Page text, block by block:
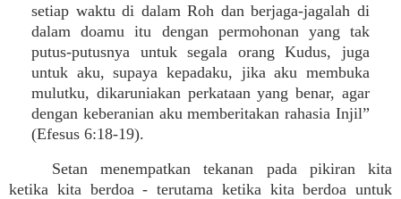
setiap waktu di dalam Roh dan berjaga-jagalah di
dalam doamu itu dengan permohonan yang tak
putus-putusnya untuk segala orang Kudus, juga
untuk aku, supaya kepadaku, jika aku membuka
mulutku, dikaruniakan perkataan yang benar, agar
dengan keberanian aku memberitakan rahasia Injil”
(Efesus 6:18-19).
Setan menempatkan tekanan pada pikiran kita
ketika kita berdoa - terutama ketika kita berdoa untuk